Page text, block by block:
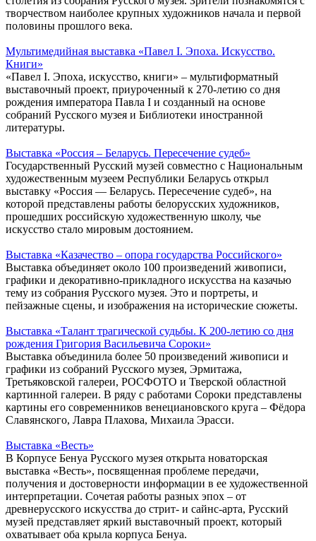
творчеством наиболее крупных художников начала и первой
половины прошлого века.
Мультимедийная выставка «Павел I. Эпоха. Искусство.
Книги»
«Павел I. Эпоха, искусство, книги» – мультиформатный
выставочный проект, приуроченный к 270-летию со дня
рождения императора Павла I и созданный на основе
собраний Русского музея и Библиотеки иностранной
литературы.
Выставка «Россия – Беларусь. Пересечение судеб»
Государственный Русский музей совместно с Национальным
художественным музеем Республики Беларусь открыл
выставку «Россия — Беларусь. Пересечение судеб», на
которой представлены работы белорусских художников,
прошедших российскую художественную школу, чье
искусство стало мировым достоянием.
Выставка «Казачество – опора государства Российского»
Выставка объединяет около 100 произведений живописи,
графики и декоративно-прикладного искусства на казачью
тему из собрания Русского музея. Это и портреты, и
пейзажные сцены, и изображения на исторические сюжеты.
Выставка «Талант трагической судьбы. К 200-летию со дня
рождения Григория Васильевича Сороки»
Выставка объединила более 50 произведений живописи и
графики из собраний Русского музея, Эрмитажа,
Третьяковской галереи, РОСФОТО и Тверской областной
картинной галереи. В ряду с работами Cороки представлены
картины его современников венециановского круга – Фёдора
Славянского, Лавра Плахова, Михаила Эрасси.
Выставка «Весть»
В Корпусе Бенуа Русского музея открыта новаторская
выставка «Весть», посвященная проблеме передачи,
получения и достоверности информации в ее художественной
интерпретации. Сочетая работы разных эпох – от
древнерусского искусства до стрит- и сайнс-арта, Русский
музей представляет яркий выставочный проект, который
охватывает оба крыла корпуса Бенуа.